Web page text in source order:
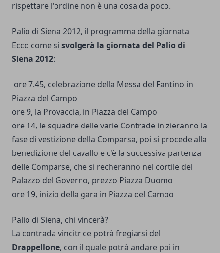
rispettare l'ordine non è una cosa da poco.
Palio di Siena 2012, il programma della giornata
Ecco come si svolgerà la giornata del Palio di
Siena 2012:
ore 7.45, celebrazione della Messa del Fantino in
Piazza del Campo
ore 9, la Provaccia, in Piazza del Campo
ore 14, le squadre delle varie Contrade inizieranno la
fase di vestizione della Comparsa, poi si procede alla
benedizione del cavallo e c'è la successiva partenza
delle Comparse, che si recheranno nel cortile del
Palazzo del Governo, prezzo Piazza Duomo
ore 19, inizio della gara in Piazza del Campo
Palio di Siena, chi vincerà?
La contrada vincitrice potrà fregiarsi del
Drappellone, con il quale potrà andare poi in